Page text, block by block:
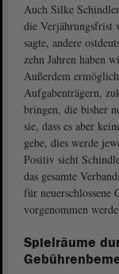
Auch Silke
die Verjährungsfrist
sagte, andere
zehn Jahren haben
Außerdem
Aufgabenträgern,
bringen, die bisher
sie, dass es aber
gebe, dies werde
Positiv sieht
das gesamte
für neuerschlossene
vorgenommen
Spielräume